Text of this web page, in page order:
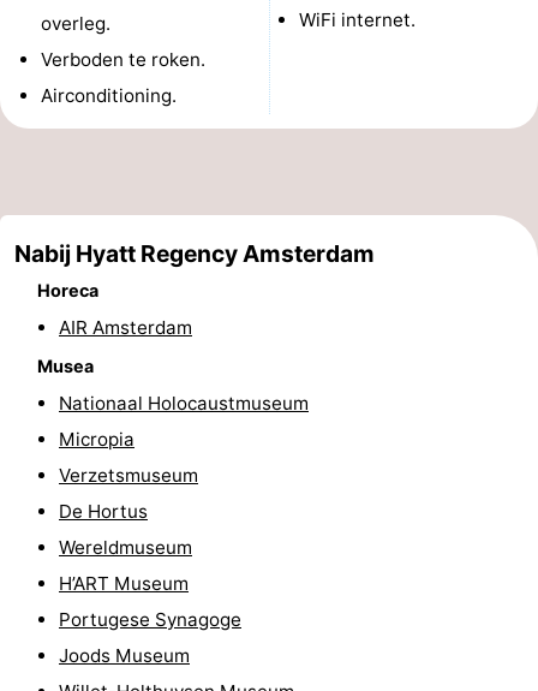
doen
Musea
Monumenten
Uitkijkpunten
Attracties
Experiences
Dorpen
Steden
Sporten
Fietsen
overleg.
Verboden te roken.
Airconditioning.
WiFi internet.
Nabij Hyatt Regency Amsterdam
Horeca
AIR Amsterdam
Musea
Nationaal Holocaustmuseum
Micropia
Verzetsmuseum
De Hortus
Wereldmuseum
H’ART Museum
Portugese Synagoge
Joods Museum